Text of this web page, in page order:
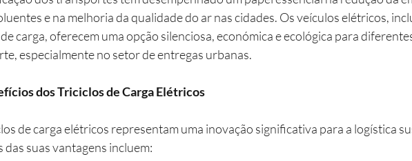
e na melhoria da qualidade do ar nas cidades. Os veículos elétricos,
carga, oferecem uma opção silenciosa, económica e ecológica para
especialmente no setor de entregas urbanas.
dos Triciclos de Carga Elétricos
de carga elétricos representam uma inovação significativa para a logística
das suas vantagens incluem: